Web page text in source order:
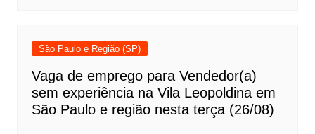
São Paulo e Região (SP)
Vaga de emprego para Vendedor(a)
sem experiência na Vila Leopoldina em
São Paulo e região nesta terça (26/08)